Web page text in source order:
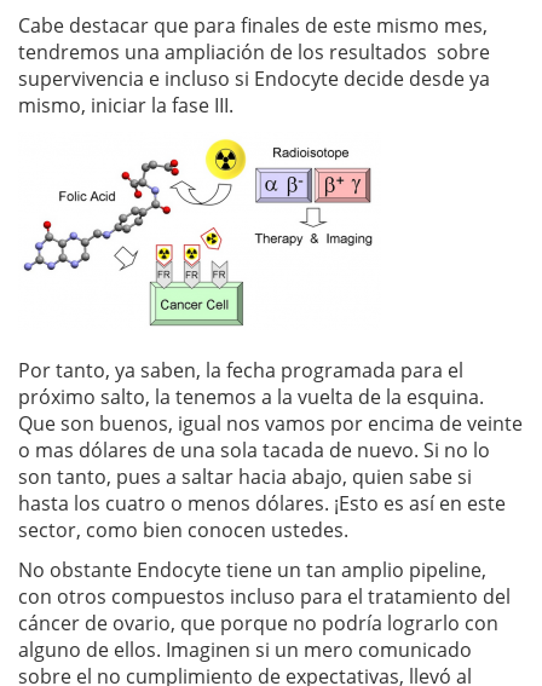
Cabe destacar que para finales de este mismo mes,
tendremos una ampliación de los resultados sobre
supervivencia e incluso si Endocyte decide desde ya
mismo, iniciar la fase III.
Por tanto, ya saben, la fecha programada para el
próximo salto, la tenemos a la vuelta de la esquina.
Que son buenos, igual nos vamos por encima de veinte
o mas dólares de una sola tacada de nuevo. Si no lo
son tanto, pues a saltar hacia abajo, quien sabe si
hasta los cuatro o menos dólares. ¡Esto es así en este
sector, como bien conocen ustedes.
No obstante Endocyte tiene un tan amplio pipeline,
con otros compuestos incluso para el tratamiento del
cáncer de ovario, que porque no podría lograrlo con
alguno de ellos. Imaginen si un mero comunicado
sobre el no cumplimiento de expectativas, llevó al